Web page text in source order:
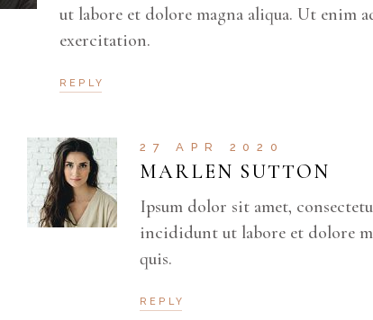
ut labore et dolore magna aliqua. Ut enim
exercitation.
REPLY
27 APR 2020
MARLEN SUTTON
Ipsum dolor sit amet,
incididunt ut labore et dolore
quis.
REPLY